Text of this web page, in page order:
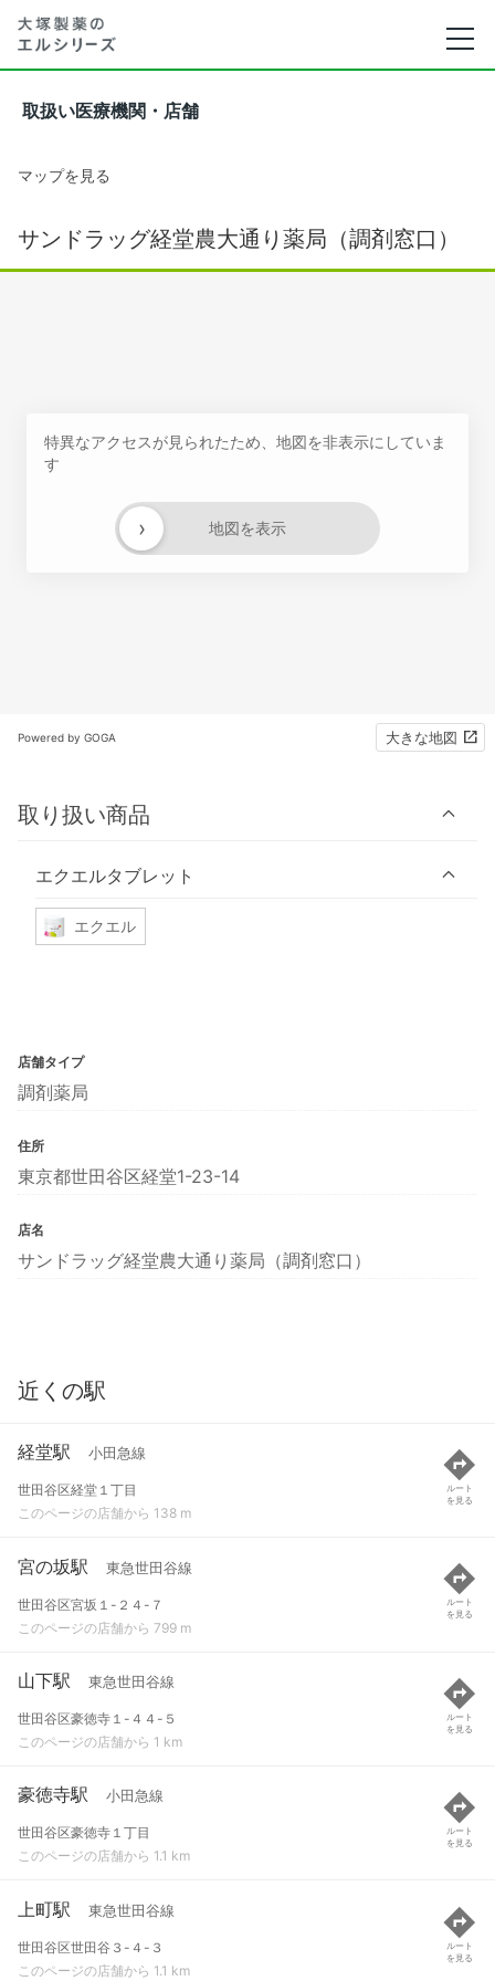
取扱い医療機関・店舗
マップを見る
サンドラッグ経堂農大通り薬局（調剤窓口）
特異なアクセスが見られたため、地図を非表示にしていま
す
地図を表示
›
Powered by GOGA 大きな地図
取り扱い商品
エクエルタブレット
エクエル
店舗タイプ
調剤薬局
住所
東京都世田谷区経堂1-23-14
店名
サンドラッグ経堂農大通り薬局（調剤窓口）
近くの駅
経堂駅 小田急線
世田谷区経堂１丁目
このページの店舗から 138 m
ルート
を見る
宮の坂駅 東急世田谷線
世田谷区宮坂１-２４-７
このページの店舗から 799 m
ルート
を見る
山下駅 東急世田谷線
世田谷区豪徳寺１-４４-５
このページの店舗から 1 km
ルート
を見る
豪徳寺駅 小田急線
世田谷区豪徳寺１丁目
このページの店舗から 1.1 km
ルート
を見る
上町駅 東急世田谷線
世田谷区世田谷３-４-３
このページの店舗から 1.1 km
ルート
を見る